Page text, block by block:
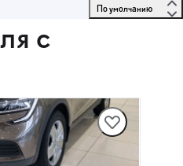
с
бензин, Полный